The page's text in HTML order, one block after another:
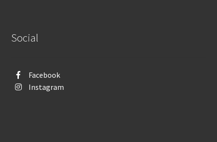
Social
Facebook
Instagram